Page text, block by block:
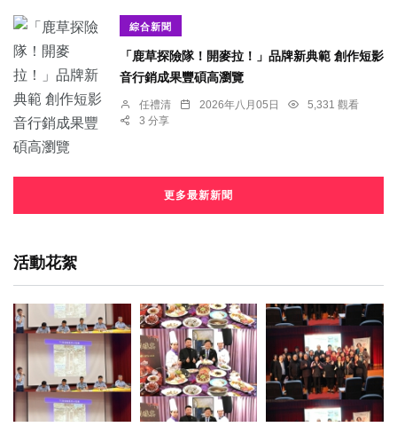
綜合新聞
「鹿草探險隊！開麥拉！」品牌新典範 創作短影
音行銷成果豐碩高瀏覽
任禮清 2026年八月05日
5,331 觀看
3 分享
更多最新新聞
活動花絮